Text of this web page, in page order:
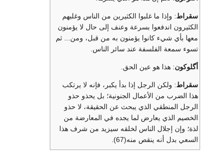
سقراط: وإذا ما غلبوا الكثيرين من الناس وغلبهم
الكثيرون اندفعوا بسرعة وعنف إلى حال لا يؤمنون
معها بأي شيء كانوا يؤمنون به من قبل، ومن... ثم
تسوء سمعة الفلسفة عند سائر الناس.
أگلوكون: هذا هو عين الحق.
سقراط: ولكن الرجل إذا بدأ يكبر، فإنه لا يرتكب
هذا الضرب من الأعمال الجنونية؛ بل يحذو حذو
الرجل المنطقي الذي يبحث عن الحقيقة، لا حذو
الخصيم الذي يعارض لما يجده في المعارضة من
لذة؛ وإن إجلال الناس لخلقه سيزيد من شرف هذا
السعي بدل أنه ينقص منه(67).